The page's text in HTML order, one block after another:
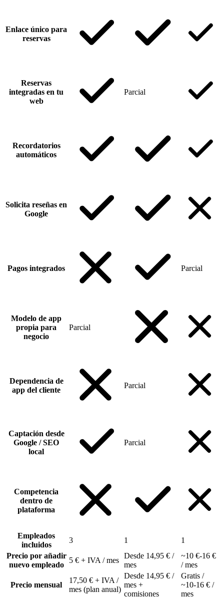
Enlace único para
reservas
Reservas
integradas en tu
web
Parcial
Recordatorios
automáticos
Solicita reseñas en
Google
Pagos integrados Parcial
Modelo de app
propia para
negocio
Parcial
Dependencia de
app del cliente
Parcial
Captación desde
Google / SEO
local
Parcial
Competencia
dentro de
plataforma
Empleados
incluidos
3 1
1
Precio por añadir
nuevo empleado
5 € + IVA / mes
Desde 14,95 € /
mes
~10 €-16 €
/ mes
Precio mensual
17,50 € + IVA /
mes (plan anual)
Desde 14,95 € /
mes +
comisiones
Gratis /
~10-16 € /
mes